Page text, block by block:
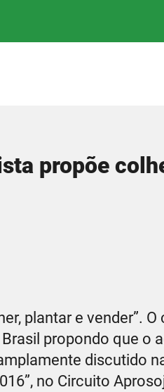
propõe
plantar e vender”. O
propondo que o
discutido
no Circuito